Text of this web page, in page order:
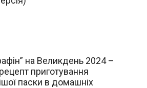
на Великдень 2024 –
приготування
паски в домашніх